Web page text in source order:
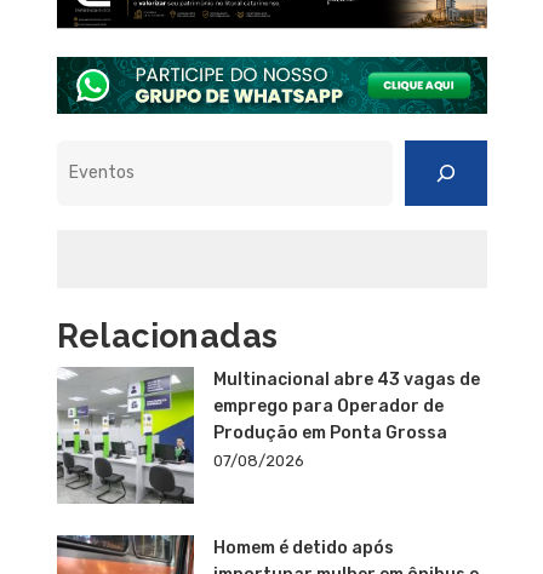
Relacionadas
Multinacional abre 43 vagas de
emprego para Operador de
Produção em Ponta Grossa
07/08/2026
Homem é detido após